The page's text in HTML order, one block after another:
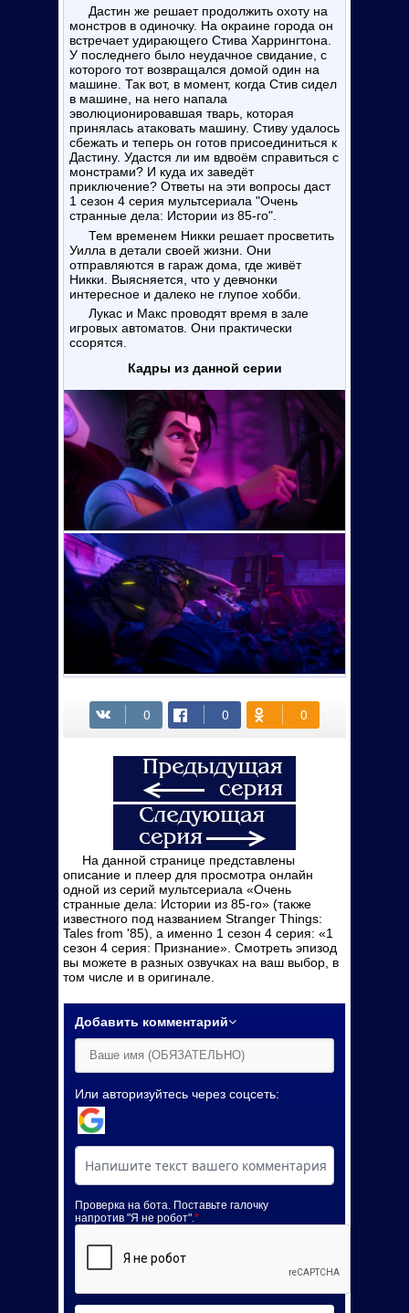
Дастин же решает продолжить охоту на
монстров в одиночку. На окраине города он
встречает удирающего Стива Харрингтона.
У последнего было неудачное свидание, с
которого тот возвращался домой один на
машине. Так вот, в момент, когда Стив сидел
в машине, на него напала
эволюционировавшая тварь, которая
принялась атаковать машину. Стиву удалось
сбежать и теперь он готов присоединиться к
Дастину. Удастся ли им вдвоём справиться с
монстрами? И куда их заведёт
приключение? Ответы на эти вопросы даст
1 сезон 4 серия мультсериала "Очень
странные дела: Истории из 85-го".
Тем временем Никки решает просветить
Уилла в детали своей жизни. Они
отправляются в гараж дома, где живёт
Никки. Выясняется, что у девчонки
интересное и далеко не глупое хобби.
Лукас и Макс проводят время в зале
игровых автоматов. Они практически
ссорятся.
Кадры из данной серии
На данной странице представлены
описание и плеер для просмотра онлайн
одной из серий мультсериала «Очень
странные дела: Истории из 85-го» (также
известного под названием Stranger Things:
Tales from '85), а именно 1 сезон 4 серия: «1
сезон 4 серия: Признание». Смотреть эпизод
вы можете в разных озвучках на ваш выбор, в
том числе и в оригинале.
Добавить комментарий
Или авторизуйтесь через соцсеть:
Проверка на бота. Поставьте галочку
напротив "Я не робот". *